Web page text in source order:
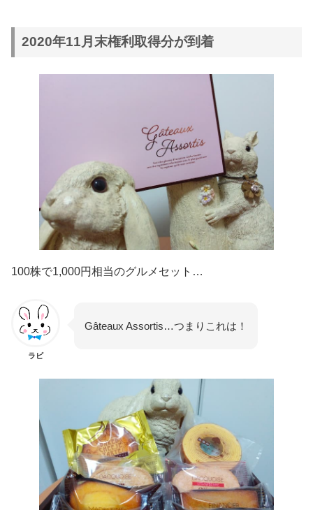
2020年11月末権利取得分が到着
100株で1,000円相当のグルメセット…
ラビ
Gâteaux Assortis…つまりこれは！